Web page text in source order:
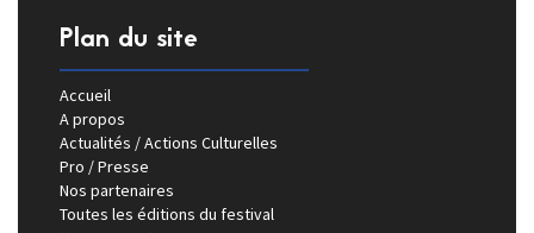
Plan du site
Accueil
A propos
Actualités / Actions Culturelles
Pro / Presse
Nos partenaires
Toutes les éditions du festival